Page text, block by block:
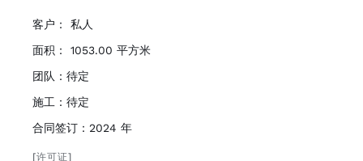
客户： 私人
面积： 1053.00 平方米
团队：待定
施工：待定
合同签订：2024 年
[许可证]